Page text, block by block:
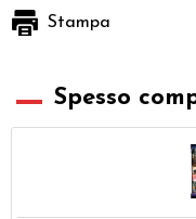
Stampa
Spesso